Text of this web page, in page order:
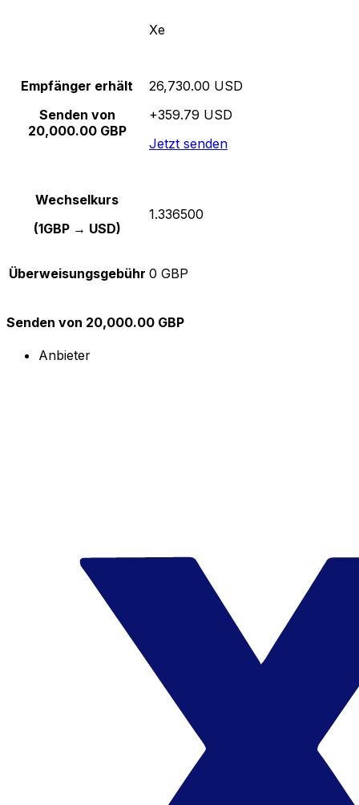
Xe
Empfänger erhält
Senden von
20,000.00 GBP
26,730.00 USD
+359.79 USD
Jetzt senden
Wechselkurs
(1GBP → USD)
1.336500
Überweisungsgebühr 0 GBP
Senden von 20,000.00 GBP
Anbieter